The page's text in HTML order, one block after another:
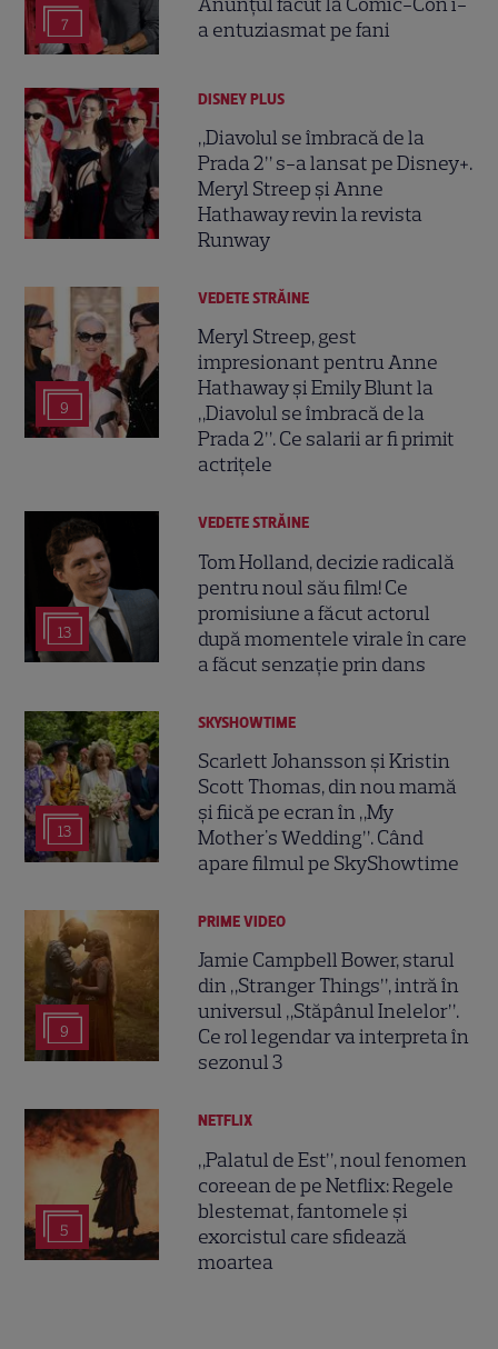
7
a entuziasmat pe fani
DISNEY PLUS
„Diavolul se îmbracă de la
Prada 2” s-a lansat pe Disney+.
Meryl Streep și Anne
Hathaway revin la revista
Runway
9
VEDETE STRĂINE
Meryl Streep, gest
impresionant pentru Anne
Hathaway și Emily Blunt la
„Diavolul se îmbracă de la
Prada 2”. Ce salarii ar fi primit
actrițele
13
VEDETE STRĂINE
Tom Holland, decizie radicală
pentru noul său film! Ce
promisiune a făcut actorul
după momentele virale în care
a făcut senzație prin dans
13
SKYSHOWTIME
Scarlett Johansson și Kristin
Scott Thomas, din nou mamă
și fiică pe ecran în „My
Mother's Wedding”. Când
apare filmul pe SkyShowtime
9
PRIME VIDEO
Jamie Campbell Bower, starul
din „Stranger Things”, intră în
universul „Stăpânul Inelelor”.
Ce rol legendar va interpreta în
sezonul 3
5
NETFLIX
„Palatul de Est”, noul fenomen
coreean de pe Netflix: Regele
blestemat, fantomele și
exorcistul care sfidează
moartea